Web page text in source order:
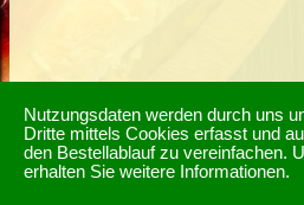
Nutzungsdaten werden durch uns
Dritte mittels Cookies erfasst und
den Bestellablauf zu vereinfachen.
erhalten Sie weitere Informationen.